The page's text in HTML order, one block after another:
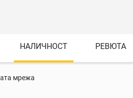
НАЛИЧНОСТ РЕВЮТА
мрежа